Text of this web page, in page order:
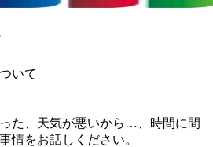
いて
た、天気が悪いから…、時間に間
情をお話しください。